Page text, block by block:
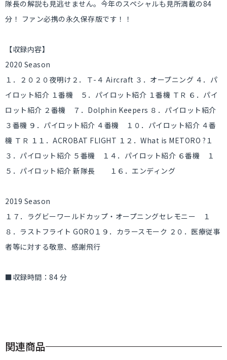
隊長の解説も見逃せません。今年のスペシャルも見所満載の84
分！ ファン必携の永久保存版です！！
【収録内容】
2020 Season
１．２０２０夜明け２．Ｔ-４ Aircraft ３．オープニング ４．パ
イロット紹介 １番機 ５．パイロット紹介 １番機 ＴＲ ６．パイ
ロット紹介 ２番機 ７．Dolphin Keepers ８．パイロット紹介
３番機 ９．パイロット紹介 ４番機 １０．パイロット紹介 ４番
機 ＴＲ １１．ACROBAT FLIGHT １２．What is METORO ?１
３．パイロット紹介 ５番機 １４．パイロット紹介 ６番機 １
５．パイロット紹介 新隊長 １６．エンディング
2019 Season
１７．ラグビーワールドカップ・オープニングセレモニー １
８．ラストフライト GORO１９．カラースモーク ２０．医療従事
者等に対する敬意、感謝飛行
■収録時間：84 分
関連商品